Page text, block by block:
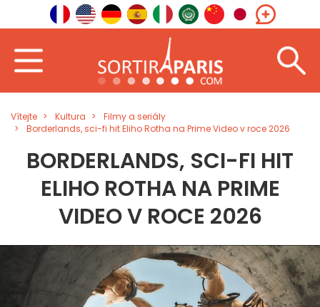
Vítejte Kultura
Filmy a seriály
Borderlands, sci-fi hit Eliho Rotha na Prime Video v roce 2026
BORDERLANDS, SCI-FI HIT
ELIHO ROTHA NA PRIME
VIDEO V ROCE 2026